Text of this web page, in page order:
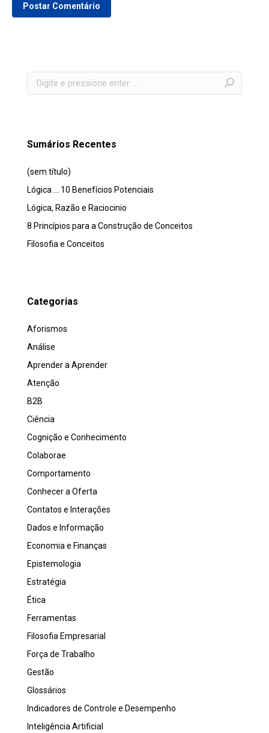
Postar Comentário
Search:
Sumários Recentes
(sem título)
Lógica … 10 Benefícios Potenciais
Lógica, Razão e Raciocinio
8 Princípios para a Construção de Conceitos
Filosofia e Conceitos
Categorias
Aforismos
Análise
Aprender a Aprender
Atenção
B2B
Ciência
Cognição e Conhecimento
Colaborae
Comportamento
Conhecer a Oferta
Contatos e Interações
Dados e Informação
Economia e Finanças
Epistemologia
Estratégia
Ética
Ferramentas
Filosofia Empresarial
Força de Trabalho
Gestão
Glossários
Indicadores de Controle e Desempenho
Inteligência Artificial